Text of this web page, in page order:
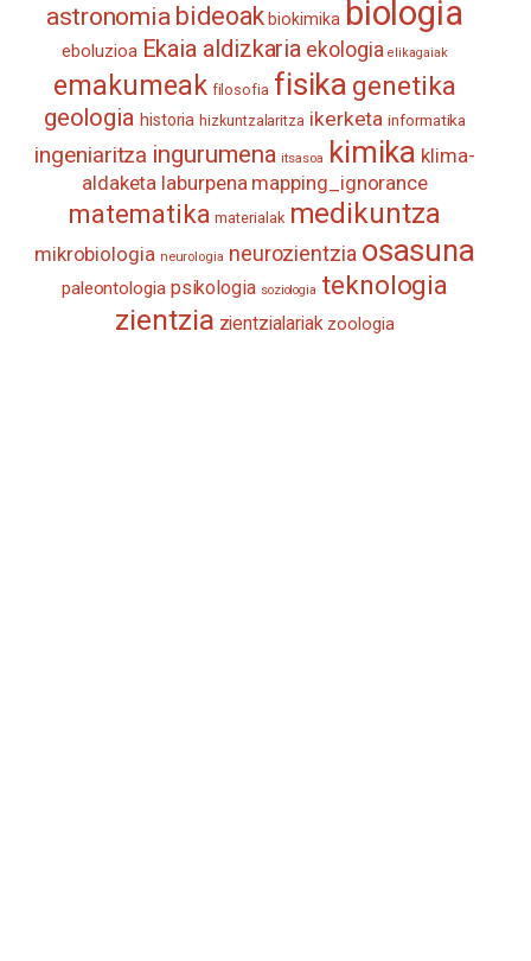
astronomia bideoak biokimika biologia
eboluzioa Ekaia aldizkaria ekologia elikagaiak
emakumeak filosofia fisika genetika
geologia historia hizkuntzalaritza ikerketa informatika
ingeniaritza ingurumena itsasoa kimika klima-
aldaketa laburpena mapping_ignorance
matematika materialak medikuntza
mikrobiologia neurologia neurozientzia osasuna
paleontologia psikologia soziologia teknologia
zientzia zientzialariak zoologia